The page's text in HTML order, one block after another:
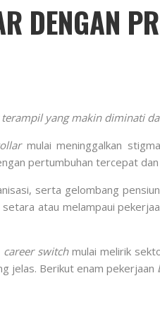
DENGAN
yang makin diminati
mulai meninggalkan
pertumbuhan tercepat
serta gelombang
atau melampaui
career switchmulai melirik
jelas. Berikut enam pekerjaan